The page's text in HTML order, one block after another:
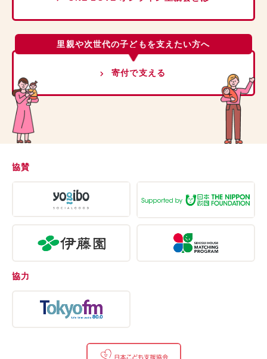
里親や次世代の子どもを支えたい方へ
寄付で支える
協賛
協力